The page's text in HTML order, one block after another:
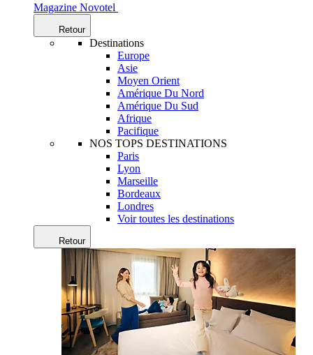
Magazine Novotel
Retour
Destinations
Europe
Asie
Moyen Orient
Amérique Du Nord
Amérique Du Sud
Afrique
Pacifique
NOS TOPS DESTINATIONS
Paris
Lyon
Marseille
Bordeaux
Londres
Voir toutes les destinations
Retour